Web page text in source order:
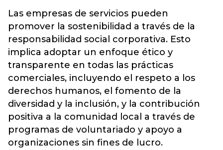
Las empresas de servicios pueden
promover la sostenibilidad a través de la
responsabilidad social corporativa. Esto
implica adoptar un enfoque ético y
transparente en todas las prácticas
comerciales, incluyendo el respeto a los
derechos humanos, el fomento de la
diversidad y la inclusión, y la contribución
positiva a la comunidad local a través de
programas de voluntariado y apoyo a
organizaciones sin fines de lucro.